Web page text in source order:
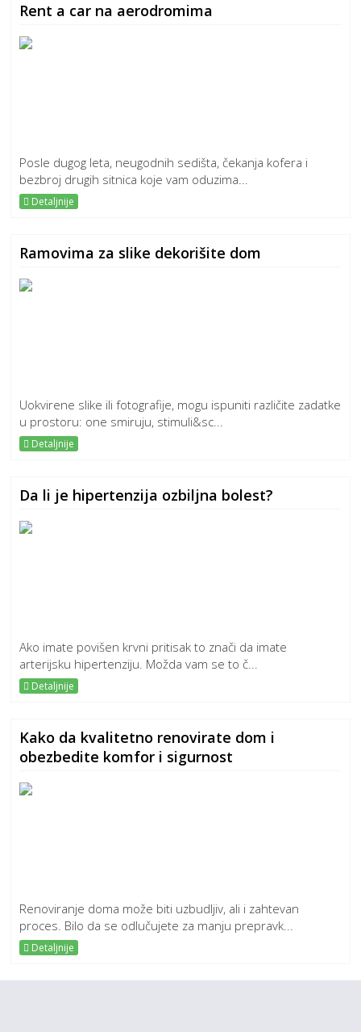
Rent a car na aerodromima
Posle dugog leta, neugodnih sedišta, čekanja kofera i
bezbroj drugih sitnica koje vam oduzima...
Detaljnije
Ramovima za slike dekorišite dom
Uokvirene slike ili fotografije, mogu ispuniti različite zadatke
u prostoru: one smiruju, stimuli&sc...
Detaljnije
Da li je hipertenzija ozbiljna bolest?
Ako imate povišen krvni pritisak to znači da imate
arterijsku hipertenziju. Možda vam se to č...
Detaljnije
Kako da kvalitetno renovirate dom i
obezbedite komfor i sigurnost
Renoviranje doma može biti uzbudljiv, ali i zahtevan
proces. Bilo da se odlučujete za manju prepravk...
Detaljnije